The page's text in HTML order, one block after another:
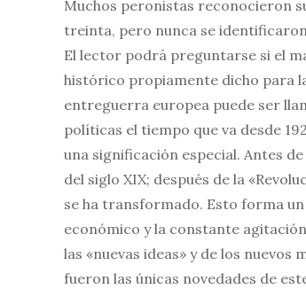
Muchos peronistas reconocieron
treinta, pero nunca se
El lector podrá preguntarse si el
histórico propiamente dicho para
entreguerra europea puede ser
políticas el tiempo que va desde
una significación especial. Antes
del siglo XIX; después de la
se ha transformado. Esto forma
económico y la constante
las «nuevas ideas» y de los
fueron las únicas novedades de